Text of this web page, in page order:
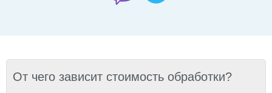
От чего зависит стоимость обработки?